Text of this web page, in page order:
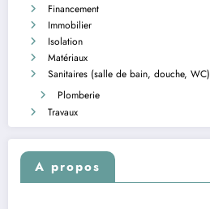
Financement
Immobilier
Isolation
Matériaux
Sanitaires (salle de bain, douche, WC)
Plomberie
Travaux
A propos